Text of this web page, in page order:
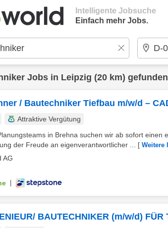
Intelligente Jobsuche
Einfach mehr Jobs.
Jobs in Leipzig (20 km) gefunden
/ Bautechniker Tiefbau m/w/d –
Attraktive Vergütung
in Brehna suchen wir ab sofort einen
der Freude an eigenverantwortlicher ...
[ Weitere
AG
BAUTECHNIKER (m/w/d) FÜR